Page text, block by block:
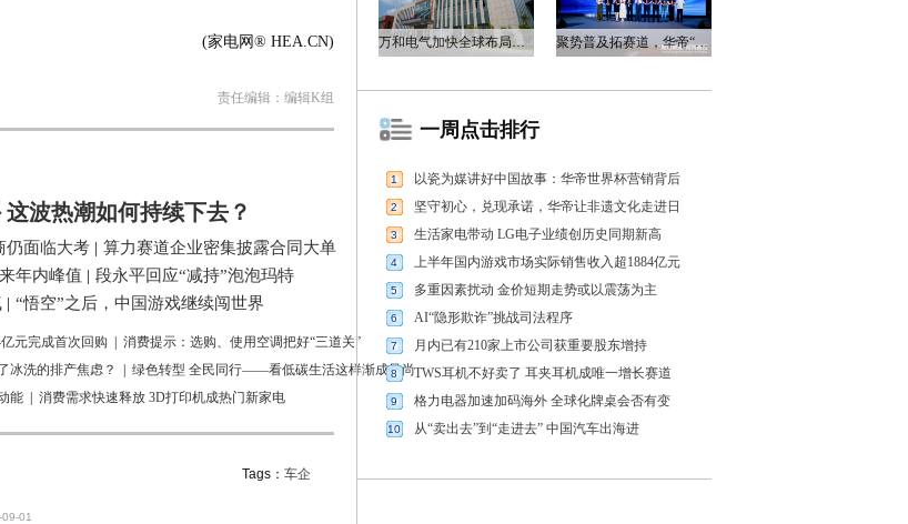
(家电网® HEA.CN)
责任编辑：编辑K组
波热潮如何持续下去？
仍面临大考 | 算力赛道企业密集披露合同大单
年内峰值 | 段永平回应“减持”泡泡玛特
| “悟空”之后，中国游戏继续闯世界
元完成首次回购
消费提示：选购、使用空调把好“三道关”
冰洗的排产焦虑？
绿色转型 全民同行——看低碳生活这样渐成风尚
能
消费需求快速释放 3D打印机成热门新家电
Tags： 车企
01
万和电气加快全球布局，海外营收占比升至四成 聚势普及拓赛道，华帝“亮剑”洗碗机峰会，破局存量换新
一周点击排行
1 以瓷为媒讲好中国故事：华帝世界杯营销背后
2 坚守初心，兑现承诺，华帝让非遗文化走进日
3 生活家电带动 LG电子业绩创历史同期新高
4 上半年国内游戏市场实际销售收入超1884亿元
5 多重因素扰动 金价短期走势或以震荡为主
6 AI“隐形欺诈”挑战司法程序
7 月内已有210家上市公司获重要股东增持
8 TWS耳机不好卖了 耳夹耳机成唯一增长赛道
9 格力电器加速加码海外 全球化牌桌会否有变
10 从“卖出去”到“走进去” 中国汽车出海进